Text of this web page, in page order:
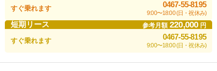
すぐ乗れます 0467-55-8195
9:00〜18:00 (日・祝休み)
短期リース 参考月額220,000円
すぐ乗れます 0467-55-8195
9:00〜18:00 (日・祝休み)